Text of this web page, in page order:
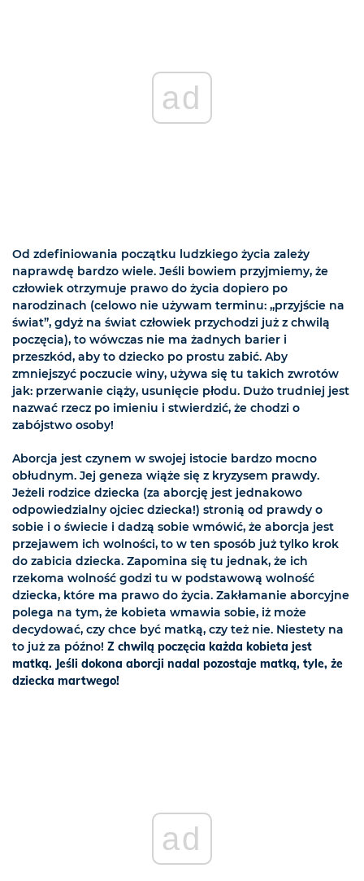
ad
Od zdefiniowania początku ludzkiego życia zależy
naprawdę bardzo wiele. Jeśli bowiem przyjmiemy, że
człowiek otrzymuje prawo do życia dopiero po
narodzinach (celowo nie używam terminu: „przyjście na
świat”, gdyż na świat człowiek przychodzi już z chwilą
poczęcia), to wówczas nie ma żadnych barier i
przeszkód, aby to dziecko po prostu zabić. Aby
zmniejszyć poczucie winy, używa się tu takich zwrotów
jak: przerwanie ciąży, usunięcie płodu. Dużo trudniej jest
nazwać rzecz po imieniu i stwierdzić, że chodzi o
zabójstwo osoby!
Aborcja jest czynem w swojej istocie bardzo mocno
obłudnym. Jej geneza wiąże się z kryzysem prawdy.
Jeżeli rodzice dziecka (za aborcję jest jednakowo
odpowiedzialny ojciec dziecka!) stronią od prawdy o
sobie i o świecie i dadzą sobie wmówić, że aborcja jest
przejawem ich wolności, to w ten sposób już tylko krok
do zabicia dziecka. Zapomina się tu jednak, że ich
rzekoma wolność godzi tu w podstawową wolność
dziecka, które ma prawo do życia. Zakłamanie aborcyjne
polega na tym, że kobieta wmawia sobie, iż może
decydować, czy chce być matką, czy też nie. Niestety na
to już za późno! Z chwilą poczęcia każda kobieta jest
matką. Jeśli dokona aborcji nadal pozostaje matką, tyle, że
dziecka martwego!
ad